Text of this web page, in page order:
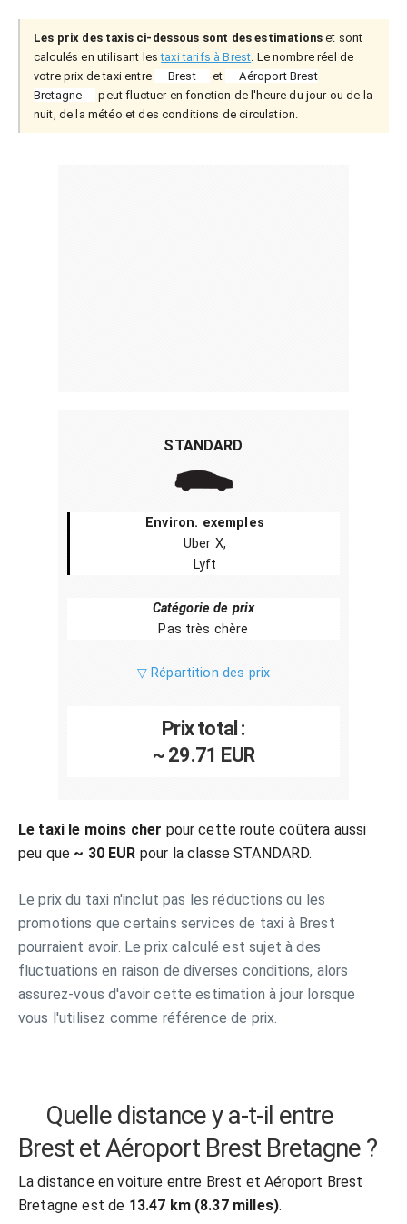
Les prix des taxis ci-dessous sont des estimations et sont
calculés en utilisant lestaxi tarifs à Brest. Le nombre réel de
votre prix de taxi entre
Brest et
Aéroport Brest
Bretagne
peut fluctuer en fonction de l'heure du jour ou de la
nuit, de la météo et des conditions de circulation.
STANDARD
Environ. exemples
Uber X,
Lyft
Catégorie de prix
Pas très chère
▽ Répartition des prix
Prix total :
~ 29.71 EUR
Le taxi le moins cher pour cette route coûtera aussi
peu que ~ 30 EUR pour la classe STANDARD.
Le prix du taxi n'inclut pas les réductions ou les
promotions que certains services de taxi à Brest
pourraient avoir. Le prix calculé est sujet à des
fluctuations en raison de diverses conditions, alors
assurez-vous d'avoir cette estimation à jour lorsque
vous l'utilisez comme référence de prix.
Quelle distance y a-t-il entre
Brest et Aéroport Brest Bretagne ?
La distance en voiture entre Brest et Aéroport Brest
Bretagne est de 13.47 km (8.37 milles).